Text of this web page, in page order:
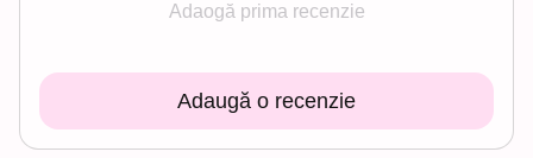
Adaogă prima recenzie
Adaugă o recenzie